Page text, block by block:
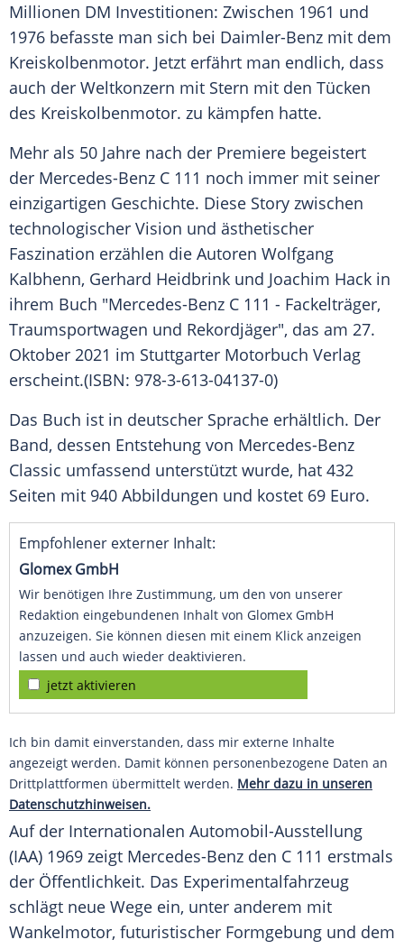
Millionen DM Investitionen: Zwischen 1961 und
1976 befasste man sich bei Daimler-Benz mit dem
Kreiskolbenmotor. Jetzt erfährt man endlich, dass
auch der Weltkonzern mit Stern mit den Tücken
des Kreiskolbenmotor. zu kämpfen hatte.
Mehr als 50 Jahre nach der Premiere begeistert
der Mercedes-Benz C 111 noch immer mit seiner
einzigartigen Geschichte. Diese Story zwischen
technologischer Vision und ästhetischer
Faszination erzählen die Autoren Wolfgang
Kalbhenn, Gerhard Heidbrink und Joachim Hack in
ihrem Buch "Mercedes-Benz C 111 - Fackelträger,
Traumsportwagen und Rekordjäger", das am 27.
Oktober 2021 im Stuttgarter Motorbuch Verlag
erscheint.(ISBN: 978-3-613-04137-0)
Das Buch ist in deutscher Sprache erhältlich. Der
Band, dessen Entstehung von Mercedes-Benz
Classic umfassend unterstützt wurde, hat 432
Seiten mit 940 Abbildungen und kostet 69 Euro.
Empfohlener externer Inhalt:
Glomex GmbH
Wir benötigen Ihre Zustimmung, um den von unserer
Redaktion eingebundenen Inhalt von Glomex GmbH
anzuzeigen. Sie können diesen mit einem Klick anzeigen
lassen und auch wieder deaktivieren.
jetzt aktivieren
Ich bin damit einverstanden, dass mir externe Inhalte
angezeigt werden. Damit können personenbezogene Daten an
Drittplattformen übermittelt werden. Mehr dazu in unseren
Datenschutzhinweisen.
Auf der Internationalen Automobil-Ausstellung
(IAA) 1969 zeigt Mercedes-Benz den C 111 erstmals
der Öffentlichkeit. Das Experimentalfahrzeug
schlägt neue Wege ein, unter anderem mit
Wankelmotor, futuristischer Formgebung und dem